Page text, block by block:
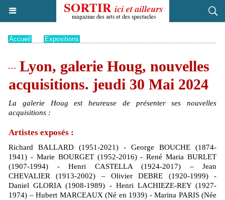
Accueil Expositions
Lyon, galerie Houg, nouvelles
acquisitions. jeudi 30 Mai 2024
La galerie Houg est heureuse de présenter ses nouvelles
acquisitions :
Artistes exposés :
Richard BALLARD (1951-2021) - George BOUCHE (1874-
1941) - Marie BOURGET (1952-2016) - René Maria BURLET
(1907-1994) - Henri CASTELLA (1924-2017) – Jean
CHEVALIER (1913-2002) – Olivier DEBRE (1920-1999) -
Daniel GLORIA (1908-1989) - Henri LACHIEZE-REY (1927-
1974) – Hubert MARCEAUX (Né en 1939) - Marina PARIS (Née